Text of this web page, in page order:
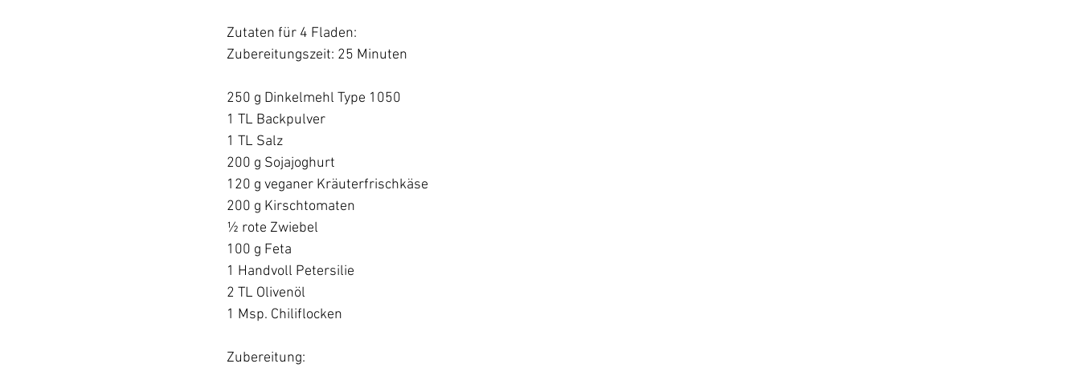
Zutaten für 4 Fladen:
Zubereitungszeit: 25 Minuten
250 g Dinkelmehl Type 1050
1 TL Backpulver
1 TL Salz
200 g Sojajoghurt
120 g veganer Kräuterfrischkäse
200 g Kirschtomaten
½ rote Zwiebel
100 g Feta
1 Handvoll Petersilie
2 TL Olivenöl
1 Msp. Chiliflocken